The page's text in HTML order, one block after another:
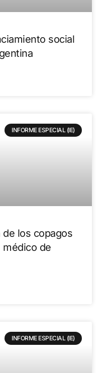
social
INFORME ESPECIAL (IE)
de los copagos
médico de
INFORME ESPECIAL (IE)